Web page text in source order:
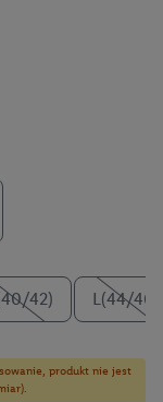
42) L(44/46)
produkt nie jest